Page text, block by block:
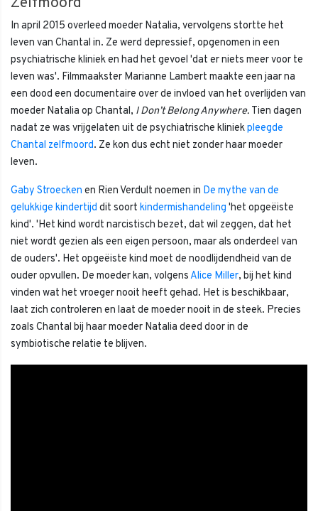
In april 2015 overleed moeder Natalia, vervolgens stortte het
leven van Chantal in. Ze werd depressief, opgenomen in een
psychiatrische kliniek en had het gevoel 'dat er niets meer voor te
leven was'. Filmmaakster Marianne Lambert maakte een jaar na
een dood een documentaire over de invloed van het overlijden van
moeder Natalia op Chantal, I Don’t Belong Anywhere. Tien dagen
nadat ze was vrijgelaten uit de psychiatrische kliniekpleegde
Chantal zelfmoord. Ze kon dus echt niet zonder haar moeder
leven.
Gaby Stroecken en Rien Verdult noemen in De mythe van de
gelukkige kindertijd dit soort kindermishandeling 'het opgeëiste
kind'. 'Het kind wordt narcistisch bezet, dat wil zeggen, dat het
niet wordt gezien als een eigen persoon, maar als onderdeel van
de ouders'. Het opgeëiste kind moet de noodlijdendheid van de
ouder opvullen. De moeder kan, volgensAlice Miller, bij het kind
vinden wat het vroeger nooit heeft gehad. Het is beschikbaar,
laat zich controleren en laat de moeder nooit in de steek. Precies
zoals Chantal bij haar moeder Natalia deed door in de
symbiotische relatie te blijven.